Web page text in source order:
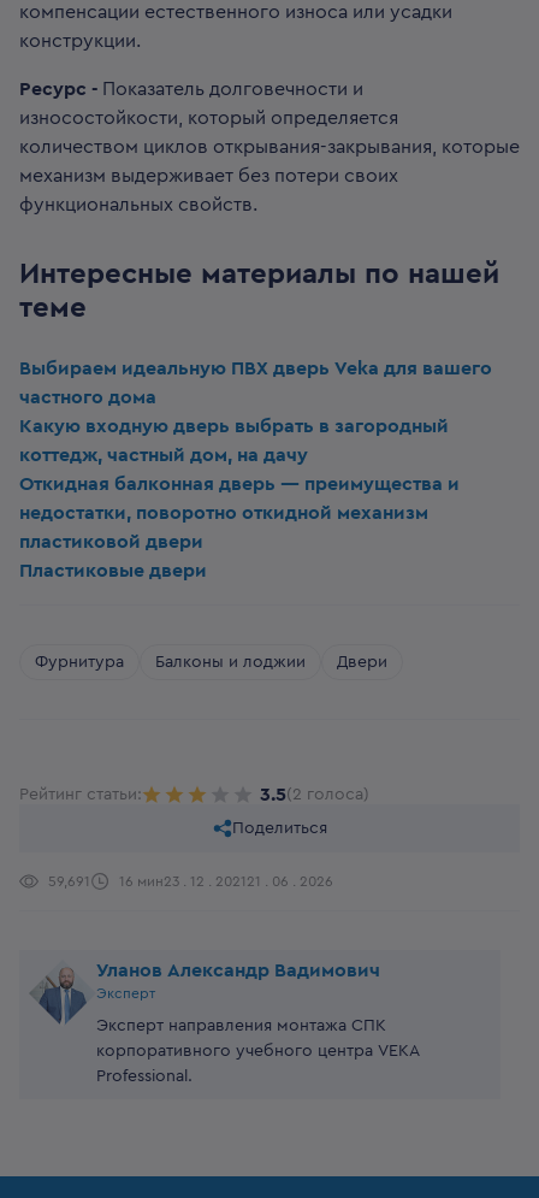
компенсации естественного износа или усадки
конструкции.
Ресурс - Показатель долговечности и
износостойкости, который определяется
количеством циклов открывания-закрывания, которые
механизм выдерживает без потери своих
функциональных свойств.
Интересные материалы по нашей
теме
Выбираем идеальную ПВХ дверь Veka для вашего
частного дома
Какую входную дверь выбрать в загородный
коттедж, частный дом, на дачу
Откидная балконная дверь — преимущества и
недостатки, поворотно откидной механизм
пластиковой двери
Пластиковые двери
Фурнитура Балконы и лоджии Двери
Рейтинг статьи: 3.5(2 голоса)
Поделиться
59,691 16 мин23 . 12 . 2021 21 . 06 . 2026
Уланов Александр Вадимович
Эксперт
Эксперт направления монтажа СПК
корпоративного учебного центра VEKA
Professional.